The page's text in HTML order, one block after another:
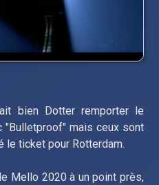
bien Dotter remporter le
mais ceux sont
le ticket pour Rotterdam.
Mello 2020 à un point près,